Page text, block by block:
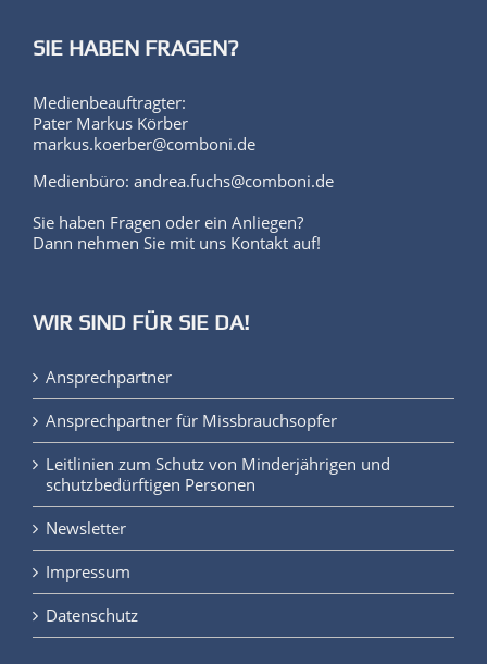
SIE HABEN FRAGEN?
Medienbeauftragter:
markus.koerber@comboni.de
Medienbüro: andrea.fuchs@comboni.de
WIR SIND FÜR SIE DA!
Ansprechpartner
Ansprechpartner für Missbrauchsopfer
Leitlinien zum Schutz von Minderjährigen und
schutzbedürftigen Personen
Newsletter
Impressum